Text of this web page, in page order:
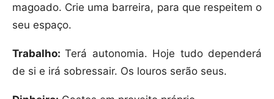
magoado. Crie uma barreira, para que respeitem o
seu espaço.
Trabalho:Terá autonomia. Hoje tudo dependerá
de si e irá sobressair. Os louros serão seus.